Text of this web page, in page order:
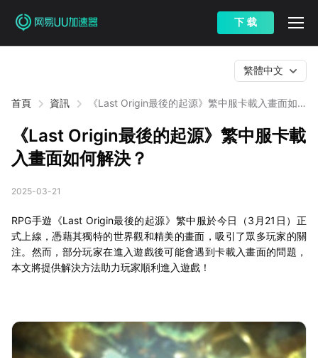
下 载
首頁 資訊
《Last Origin最後的起源》繁中服卡載入畫面如
繁體中文
《Last Origin最後的起源》繁中服卡載
入畫面如何解決？
2025-03-21
RPG手遊《Last Origin最後的起源》繁中服於今日（3月21日）正
式上線，憑藉其獨特的世界觀和精美的畫面，吸引了眾多玩家的關
注。然而，部分玩家在進入遊戲後可能會遇到卡載入畫面的問題，
本文將提供解決方法助力玩家順利進入遊戲！